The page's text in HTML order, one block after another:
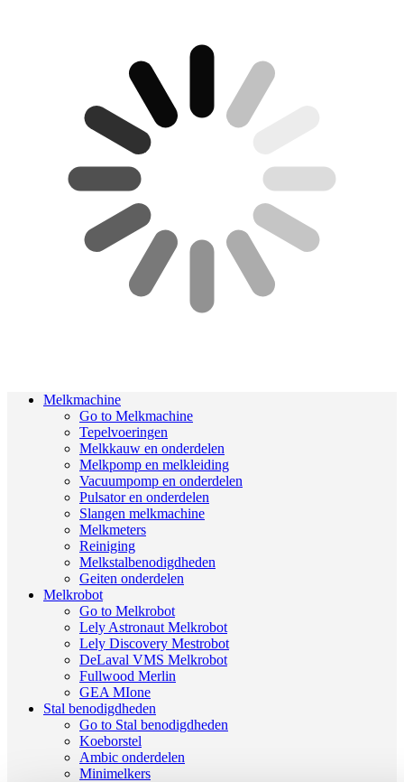
Melkmachine
Go to Melkmachine
Tepelvoeringen
Melkkauw en onderdelen
Melkpomp en melkleiding
Vacuumpomp en onderdelen
Pulsator en onderdelen
Slangen melkmachine
Melkmeters
Reiniging
Melkstalbenodigdheden
Geiten onderdelen
Melkrobot
Go to Melkrobot
Lely Astronaut Melkrobot
Lely Discovery Mestrobot
DeLaval VMS Melkrobot
Fullwood Merlin
GEA MIone
Stal benodigdheden
Go to Stal benodigdheden
Koeborstel
Ambic onderdelen
Minimelkers